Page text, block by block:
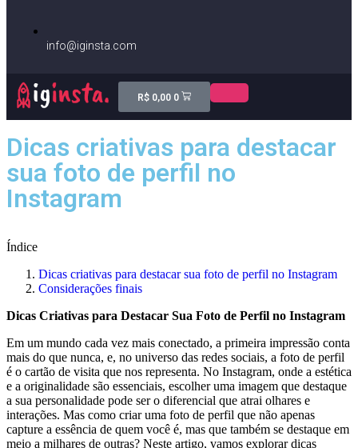
info@iginsta.com
R$0,00 0
Dicas criativas para destacar
sua foto de perfil no
Instagram
Índice
Dicas criativas para destacar sua ‌foto de perfil⁤ no Instagram
Considerações finais
Dicas Criativas para‌ Destacar Sua Foto de Perfil no Instagram
Em ⁢um mundo​ cada⁢ vez mais conectado, ‍a primeira impressão conta
mais do que nunca, e, no universo das redes sociais, a foto de ⁣perfil
é o cartão de visita que nos ⁤representa. No Instagram,⁢ onde a estética
e a originalidade são essenciais, ⁢escolher uma imagem que destaque
a sua personalidade pode ser​ o diferencial que atrai olhares e
interações. Mas como criar uma foto⁣ de perfil⁣ que não apenas
capture a essência⁤ de quem você é,‌ mas ⁤que também se destaque em
meio a milhares ⁢de outras? ⁢Neste artigo, vamos explorar dicas